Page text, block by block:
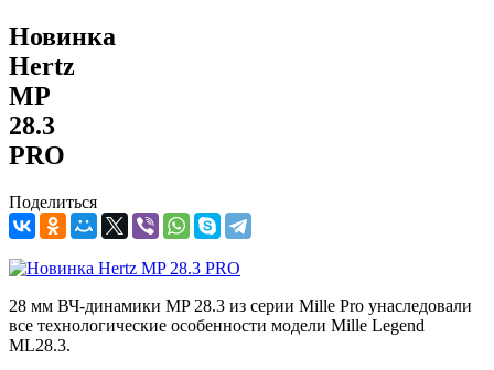
Новинка
Hertz
MP
28.3
PRO
Поделиться
28 мм ВЧ-динамики MP 28.3 из серии Mille Pro унаследовали
все технологические особенности модели Mille Legend
ML28.3.